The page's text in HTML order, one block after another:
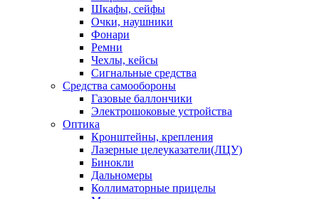
Шкафы, сейфы
Очки, наушники
Фонари
Ремни
Чехлы, кейсы
Сигнальные средства
Средства самообороны
Газовые баллончики
Электрошоковые устройства
Оптика
Кронштейны, крепления
Лазерные целеуказатели(ЛЦУ)
Бинокли
Дальномеры
Коллиматорные прицелы